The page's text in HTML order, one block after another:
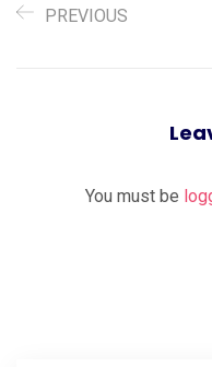
PREVIOUS
You must be